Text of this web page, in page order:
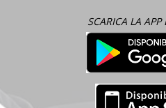
SCARICA LA